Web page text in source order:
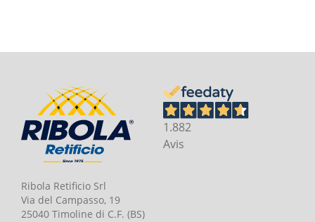
Ribola Retificio Srl
Via del Campasso, 19
25040 Timoline di C.F. (BS)
1.882
Avis